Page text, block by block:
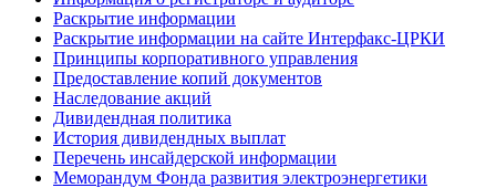
Раскрытие информации
Раскрытие информации на сайте Интерфакс-ЦРКИ
Принципы корпоративного управления
Предоставление копий документов
Наследование акций
Дивидендная политика
История дивидендных выплат
Перечень инсайдерской информации
Меморандум Фонда развития электроэнергетики